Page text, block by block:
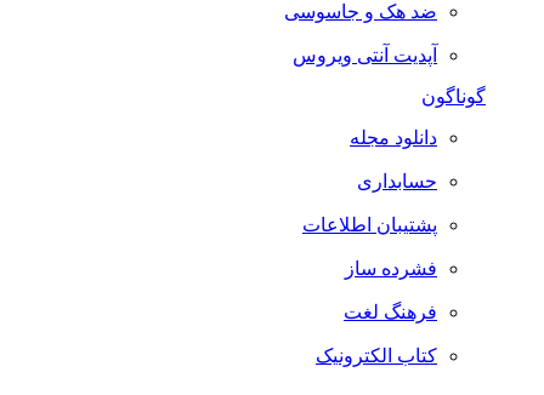
ضد هک و جاسوسی
آپدیت آنتی ویروس
گوناگون
دانلود مجله
حسابداری
پشتیبان اطلاعات
فشرده ساز
فرهنگ لغت
کتاب الکترونیک